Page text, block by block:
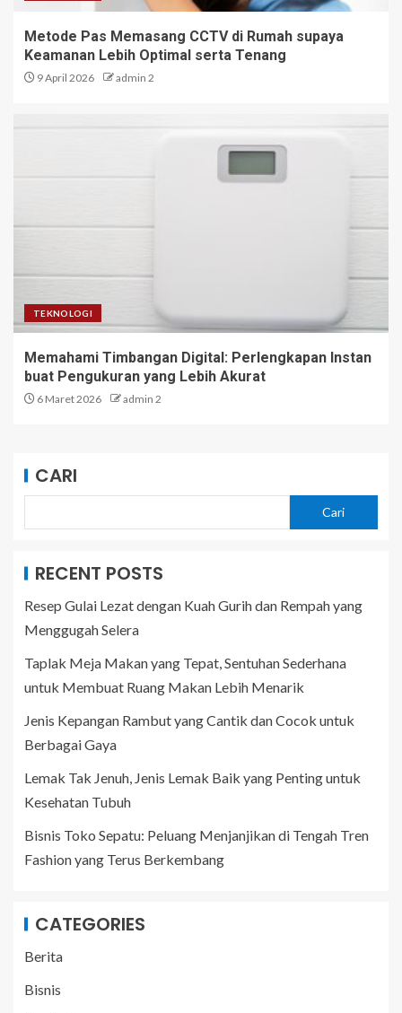
Metode Pas Memasang CCTV di Rumah supaya
Keamanan Lebih Optimal serta Tenang
9 April 2026 admin 2
TEKNOLOGI
Memahami Timbangan Digital: Perlengkapan Instan
buat Pengukuran yang Lebih Akurat
6 Maret 2026 admin 2
CARI
Cari
RECENT POSTS
Resep Gulai Lezat dengan Kuah Gurih dan Rempah yang
Menggugah Selera
Taplak Meja Makan yang Tepat, Sentuhan Sederhana
untuk Membuat Ruang Makan Lebih Menarik
Jenis Kepangan Rambut yang Cantik dan Cocok untuk
Berbagai Gaya
Lemak Tak Jenuh, Jenis Lemak Baik yang Penting untuk
Kesehatan Tubuh
Bisnis Toko Sepatu: Peluang Menjanjikan di Tengah Tren
Fashion yang Terus Berkembang
CATEGORIES
Berita
Bisnis